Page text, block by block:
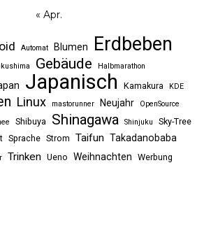
« Apr.
Automat Blumen Erdbeben
Gebäude Halbmarathon
Japanisch Kamakura KDE
Linux mastorunner Neujahr
OpenSource
Shibuya Shinagawa Shinjuku Sky-Tree
Sprache Strom Taifun Takadanobaba
Trinken Ueno Weihnachten Werbung